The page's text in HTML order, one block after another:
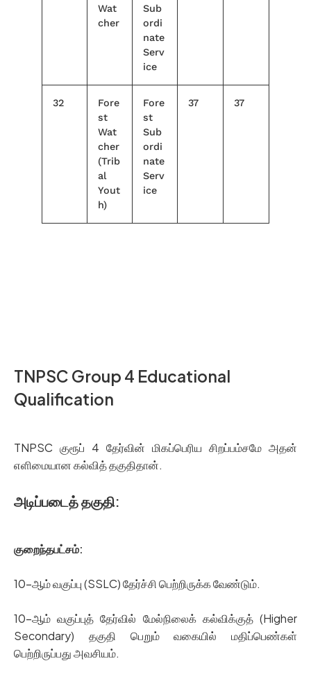
Wat
cher
Sub
ordi
nate
Serv
ice
32
Fore
st
Wat
cher
(Trib
al
Yout
h)
Fore
st
Sub
ordi
nate
Serv
ice
37 37
TNPSC Group 4 Educational
Qualification
TNPSC குரூப் 4 தேர்வின் மிகப்பெரிய சிறப்பம்சமே அதன்
எளிமையான கல்வித் தகுதிதான்.
அடிப்படைத் தகுதி:
குறைந்தபட்சம்:
10-ஆம் வகுப்பு (SSLC) தேர்ச்சி பெற்றிருக்க வேண்டும்.
10-ஆம் வகுப்புத் தேர்வில் மேல்நிலைக் கல்விக்குத் (Higher
Secondary) தகுதி பெறும் வகையில் மதிப்பெண்கள்
பெற்றிருப்பது அவசியம்.